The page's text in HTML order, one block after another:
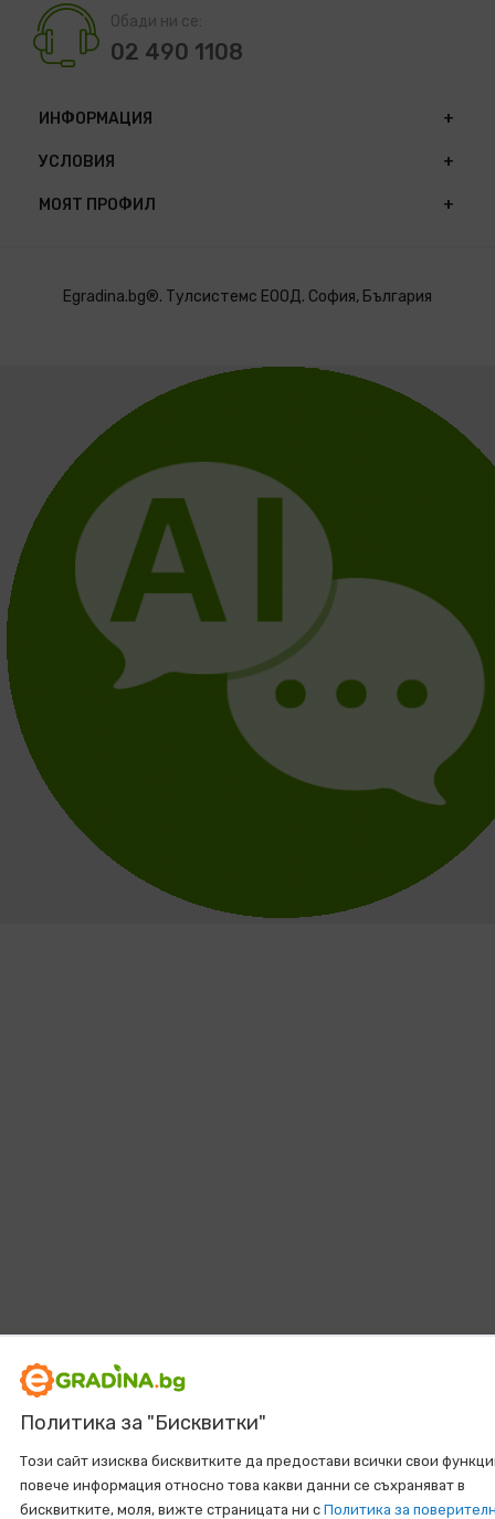
Политика за "Бисквитки"
Този сайт изисква бисквитките да предостави всички свои
повече информация относно това какви данни се съхраняват в
бисквитките, моля, вижте страницата ни с Политика за
Обади ни се:
02 490 1108
ИНФОРМАЦИЯ
УСЛОВИЯ
МОЯТ ПРОФИЛ
Egradina.bg®. Тулсистемс ЕООД. София, България